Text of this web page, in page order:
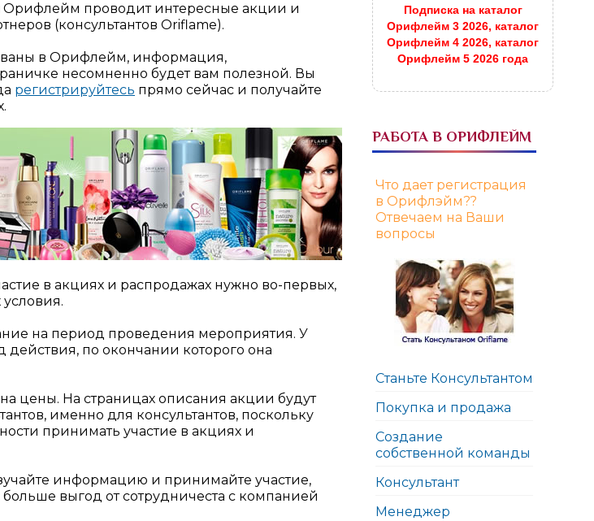
Орифлейм проводит интересные акции и
(консультантов Oriflame).
в Орифлейм, информация,
несомненно будет вам полезной. Вы
регистрируйтесь прямо сейчас и получайте
в акциях и распродажах нужно во-первых,
на период проведения мероприятия. У
по окончании которого она
цены. На страницах описания акции будут
именно для консультантов, поскольку
принимать участие в акциях и
информацию и принимайте участие,
выгод от сотрудничеста с компанией
Подписка на каталог
Орифлейм 3 2026, каталог
Орифлейм 4 2026, каталог
Орифлейм 5 2026 года
РАБОТА В ОРИФЛЕЙМ
Что дает регистрация
в Орифлэйм??
Отвечаем на Ваши
вопросы
Станьте Консультантом
Покупка и продажа
Создание
собственной команды
Консультант
Менеджер